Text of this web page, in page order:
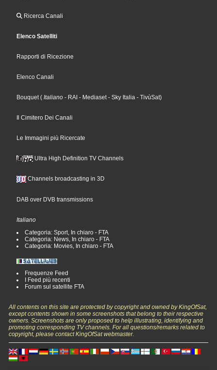
Ricerca Canali
Elenco Satelliti
Rapporti di Ricezione
Elenco Canali
Bouquet( Italiano - RAI - Mediaset- Sky Italia - TivùSat)
Il Cimitero Dei Canali
Le Immagini più Ricercate
Ultra High Definition TV Channels
Channels broadcasting in 3D
DAB over DVB transmissions
Italiano
Categoria: Sport, In chiaro - FTA
Categoria: News, In chiaro - FTA
Categoria: Movies, In chiaro - FTA
Frequenze Feed
I Feed più recenti
Forum sul satellite FTA
All contents on this site are protected by copyright and owned by KingOfSat,
except contents shown in some screenshots that belong to their respective
owners. Screenshots are only proposed to help illustrating, identifying and
promoting corresponding TV channels. For all questions/remarks related to
copyright, please contact KingOfSat webmaster.